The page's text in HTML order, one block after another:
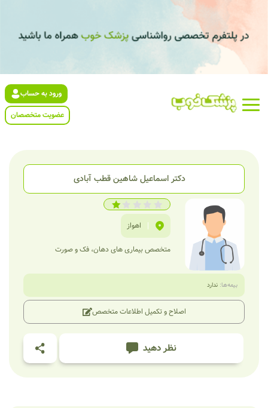
ورود به حساب
عضویت متخصصان
دکتر اسماعیل شاهین قطب آبادی
| اهواز
متخصص بیماری‌ های دهان، فک و صورت
بیمه‌ها: ندارد
اصلاح و تکمیل اطلاعات متخصص
نظر دهید